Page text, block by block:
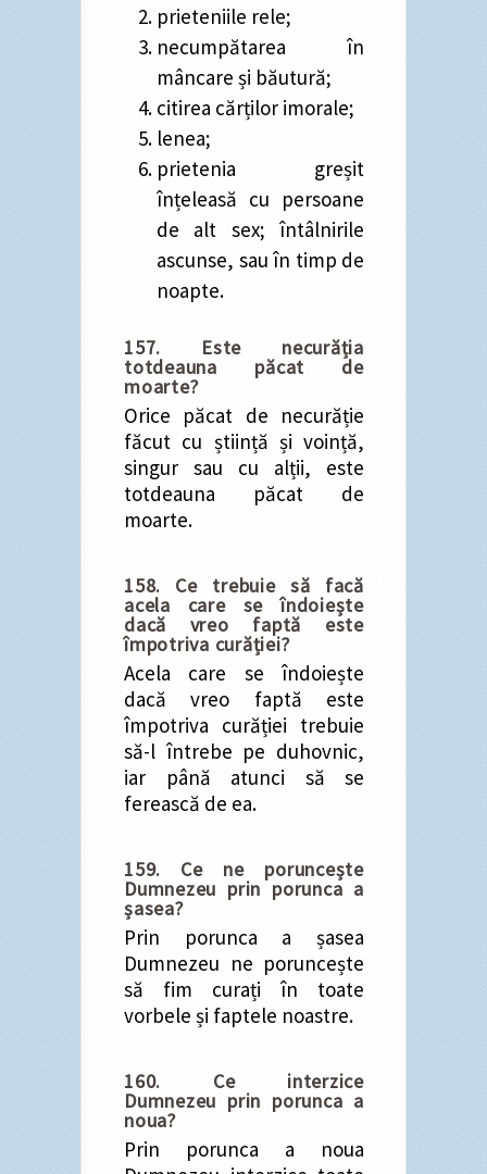
prieteniile rele;
necumpătarea în
mâncare și băutură;
citirea cărților imorale;
lenea;
prietenia greșit
înțeleasă cu persoane
de alt sex; întâlnirile
ascunse, sau în timp de
noapte.
157. Este necurăția
totdeauna păcat de
moarte?
Orice păcat de necurăție
făcut cu știință și voință,
singur sau cu alții, este
totdeauna păcat de
moarte.
158. Ce trebuie să facă
acela care se îndoiește
dacă vreo faptă este
împotriva curăției?
Acela care se îndoiește
dacă vreo faptă este
împotriva curăției trebuie
să-l întrebe pe duhovnic,
iar până atunci să se
ferească de ea.
159. Ce ne poruncește
Dumnezeu prin porunca a
șasea?
Prin porunca a șasea
Dumnezeu ne poruncește
să fim curați în toate
vorbele și faptele noastre.
160. Ce interzice
Dumnezeu prin porunca a
noua?
Prin porunca a noua